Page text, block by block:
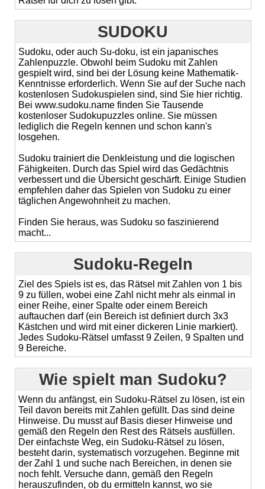
SUDOKU
Sudoku, oder auch Su-doku, ist ein japanisches
Zahlenpuzzle. Obwohl beim Sudoku mit Zahlen
gespielt wird, sind bei der Lösung keine Mathematik-
Kenntnisse erforderlich. Wenn Sie auf der Suche nach
kostenlosen Sudokuspielen sind, sind Sie hier richtig.
Bei www.sudoku.name finden Sie Tausende
kostenloser Sudokupuzzles online. Sie müssen
lediglich die Regeln kennen und schon kann's
losgehen.
Sudoku trainiert die Denkleistung und die logischen
Fähigkeiten. Durch das Spiel wird das Gedächtnis
verbessert und die Übersicht geschärft. Einige Studien
empfehlen daher das Spielen von Sudoku zu einer
täglichen Angewohnheit zu machen.
Finden Sie heraus, was Sudoku so faszinierend
macht...
Sudoku-Regeln
Ziel des Spiels ist es, das Rätsel mit Zahlen von 1 bis
9 zu füllen, wobei eine Zahl nicht mehr als einmal in
einer Reihe, einer Spalte oder einem Bereich
auftauchen darf (ein Bereich ist definiert durch 3x3
Kästchen und wird mit einer dickeren Linie markiert).
Jedes Sudoku-Rätsel umfasst 9 Zeilen, 9 Spalten und
9 Bereiche.
Wie spielt man Sudoku?
Wenn du anfängst, ein Sudoku-Rätsel zu lösen, ist ein
Teil davon bereits mit Zahlen gefüllt. Das sind deine
Hinweise. Du musst auf Basis dieser Hinweise und
gemäß den Regeln den Rest des Rätsels ausfüllen.
Der einfachste Weg, ein Sudoku-Rätsel zu lösen,
besteht darin, systematisch vorzugehen. Beginne mit
der Zahl 1 und suche nach Bereichen, in denen sie
noch fehlt. Versuche dann, gemäß den Regeln
herauszufinden, ob du ermitteln kannst, wo sie